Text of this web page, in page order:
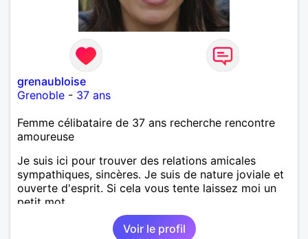
grenaubloise
Grenoble - 37 ans
Femme célibataire de 37 ans recherche rencontre
amoureuse
Je suis ici pour trouver des relations amicales
sympathiques, sincères. Je suis de nature joviale et
ouverte d'esprit. Si cela vous tente laissez moi un
petit mot.
Voir le profil